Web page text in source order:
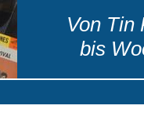
Von Tin
bis